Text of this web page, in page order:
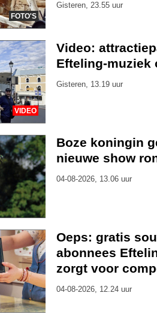
FOTO'S
Gisteren, 23.55 uur
VIDEO
Video:
Efteling-muziek
Gisteren, 13.19 uur
Boze koningin
nieuwe show
04-08-2026, 13.06 uur
Oeps: gratis
abonnees
zorgt voor
04-08-2026, 12.24 uur